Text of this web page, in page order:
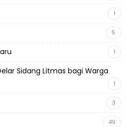
1
5
1
Sidang Litmas bagi Warga
1
3
49